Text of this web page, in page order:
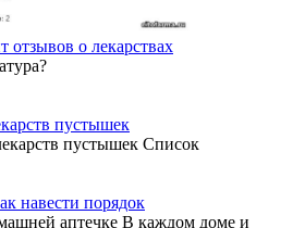
отзывов о лекарствах
пустышек
пустышек Список
навести порядок
аптечке В каждом доме и